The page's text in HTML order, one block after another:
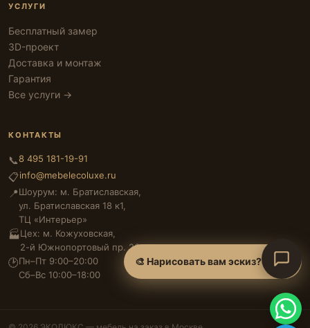
УСЛУГИ
Бесплатный замер
3D-проект
Доставка и монтаж
Гарантия
Все услуги →
КОНТАКТЫ
📞8 495 181-19-91
📋info@mebelecoluxe.ru
📍Шоурум: м. Братиславская,
ул. Братиславская 18 к1,
ТЦ «Интерьер»
🏭Цех: м. Кожуховская,
2-й Южнопортовый пр. 26
🕑Пн–Пт 9:00–20:00
Сб–Вс 10:00–18:00
🎨 Нарисовать вам эскиз?